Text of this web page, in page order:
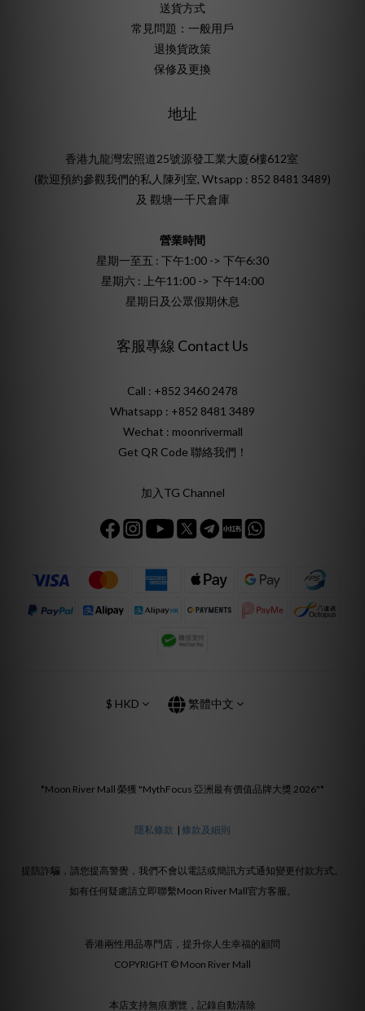
送貨方式
常見問題：一般用戶
退換貨政策
保修及更換
地址
香港九龍灣宏照道25號源發工業大廈6樓612室
(歡迎預約參觀我們的私人陳列室, Wtsapp : 852 8481 3489)
及 觀塘一千尺倉庫
營業時間
星期一至五 : 下午1:00 -> 下午6:30
星期六 : 上午11:00 -> 下午14:00
星期日及公眾假期休息
客服專線 Contact Us
Call : +852 3460 2478
Whatsapp : +852 8481 3489
Wechat : moonrivermall
Get QR Code 聯絡我們！
加入TG Channel
$ HKD 繁體中文
*Moon River Mall 榮獲 "MythFocus 亞洲最有價值品牌大獎 2026"*
隱私條款 | 條款及細則
提防詐騙，請您提高警覺，我們不會以電話或簡訊方式通知變更付款方式。
如有任何疑慮請立即聯繫Moon River Mall官方客服。
香港兩性用品專門店，提升你人生幸福的顧問
COPYRIGHT © Moon River Mall
本店支持無痕瀏覽，記錄自動清除